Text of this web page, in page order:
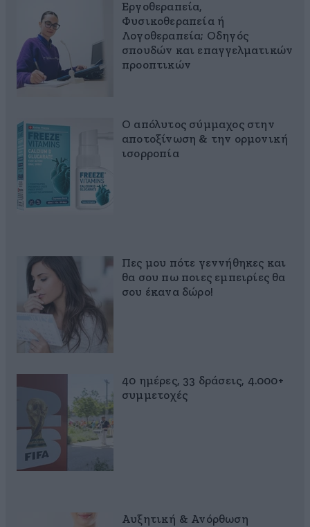
Εργοθεραπεία,
Φυσικοθεραπεία ή
Λογοθεραπεία; Οδηγός
σπουδών και επαγγελματικών
προοπτικών
Ο απόλυτος σύμμαχος στην
αποτοξίνωση & την ορμονική
ισορροπία
Πες μου πότε γεννήθηκες και
θα σου πω ποιες εμπειρίες θα
σου έκανα δώρο!
40 ημέρες, 33 δράσεις, 4.000+
συμμετοχές
Αυξητική & Ανόρθωση